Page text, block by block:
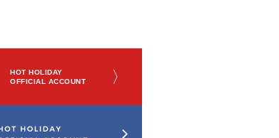
HOT HOLIDAY
OFFICIAL ACCOUNT
〉